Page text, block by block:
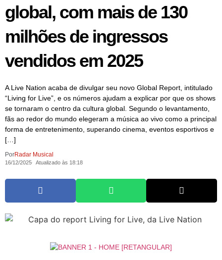
global, com mais de 130
milhões de ingressos
vendidos em 2025
A Live Nation acaba de divulgar seu novo Global Report, intitulado
“Living for Live”, e os números ajudam a explicar por que os shows
se tornaram o centro da cultura global. Segundo o levantamento,
fãs ao redor do mundo elegeram a música ao vivo como a principal
forma de entretenimento, superando cinema, eventos esportivos e
[…]
PorRadar Musical
16/12/2025 Atualizado às 18:18